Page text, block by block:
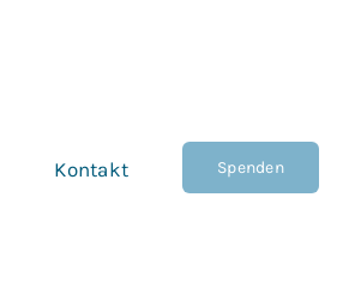
Kontakt Spenden